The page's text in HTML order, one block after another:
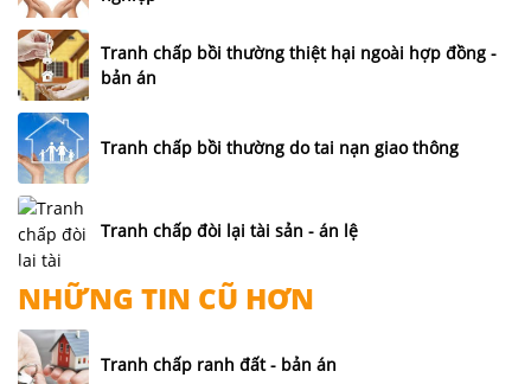
Tranh chấp bồi thường thiệt hại ngoài hợp đồng -
bản án
Tranh chấp bồi thường do tai nạn giao thông
Tranh chấp đòi lại tài sản - án lệ
NHỮNG TIN CŨ HƠN
Tranh chấp ranh đất - bản án